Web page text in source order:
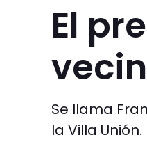
El
Se llama
la Villa Unión.